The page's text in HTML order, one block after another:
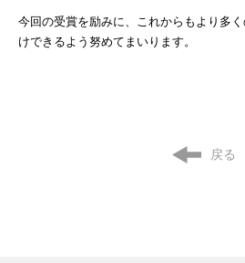
今回の受賞を励みに、これからもより多
けできるよう努めてまいります。
戻る